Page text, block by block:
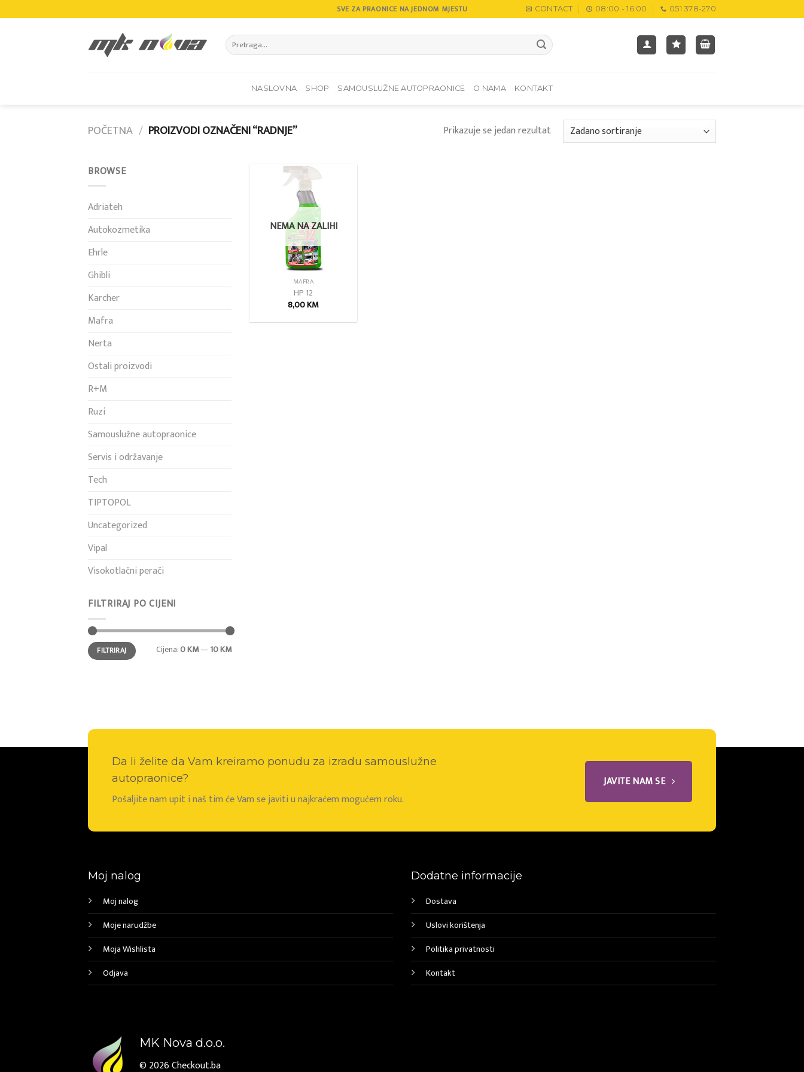
to
SVE ZA PRAONICE NA JEDNOM MJESTU CONTACT 08:00 - 16:00 051 378-270
Pretraži:
NASLOVNA SHOP SAMOUSLUŽNE AUTOPRAONICE O NAMA KONTAKT
POČETNA / PROIZVODI OZNAČENI “RADNJE” Prikazuje se jedan rezultat
BROWSE
Adriateh
Autokozmetika
Ehrle
Ghibli
Karcher
Mafra
Nerta
Ostali proizvodi
R+M
Ruzi
Samouslužne autopraonice
Servis i održavanje
Tech
TIPTOPOL
Uncategorized
Vipal
Visokotlačni perači
FILTRIRAJ PO CIJENI
Min
cijena
Maks
cijenaFILTRIRAJ Cijena:0 KM—10 KM
NEMA NA ZALIHI
MAFRA
HP 12
8,00KM
Da li želite da Vam kreiramo ponudu za izradu samouslužne
autopraonice?
Pošaljite nam upit i naš tim će Vam se javiti u najkraćem mogućem roku.
JAVITE NAM SE
Moj nalog
Moj nalog
Moje narudžbe
Moja Wishlista
Odjava
Dodatne informacije
Dostava
Uslovi korištenja
Politika privatnosti
Kontakt
MK Nova d.o.o.
© 2026Checkout.ba